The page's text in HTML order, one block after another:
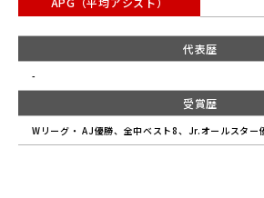
代表歴
-
受賞歴
Wリーグ・ AJ優勝、全中ベスト8、Jr.オールスター